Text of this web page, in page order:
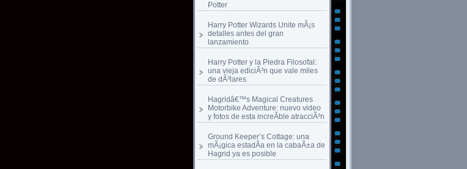
Potter
Harry Potter Wizards Unite mÃ¡s
detalles antes del gran
lanzamiento
Harry Potter y la Piedra Filosofal:
una vieja ediciÃ³n que vale miles
de dÃ³lares
Hagridâ€™s Magical Creatures
Motorbike Adventure: nuevo video
y fotos de esta increÃ­ble atracciÃ³n
Ground Keeper’s Cottage: una
mÃ¡gica estadÃ­a en la cabaÃ±a de
Hagrid ya es posible